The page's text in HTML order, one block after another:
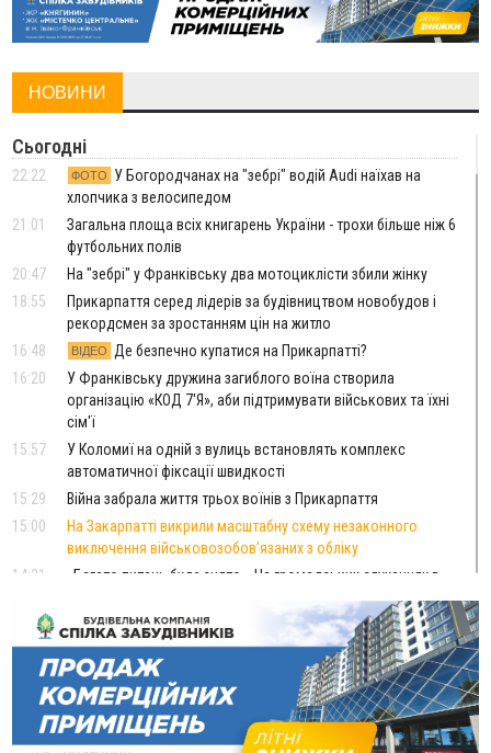
НОВИНИ
Сьогодні
22:22 ФОТО
У Богородчанах на "зебрі" водій Audi наїхав на
хлопчика з велосипедом
21:01
Загальна площа всіх книгарень України - трохи більше ніж 6
футбольних полів
20:47
На "зебрі" у Франківську два мотоциклісти збили жінку
18:55
Прикарпаття серед лідерів за будівництвом новобудов і
рекордсмен за зростанням цін на житло
16:48
ВІДЕО
Де безпечно купатися на Прикарпатті?
16:20
У Франківську дружина загиблого воїна створила
організацію «КОД 7'Я», аби підтримувати військових та їхні
сім'ї
15:57
У Коломиї на одній з вулиць встановлять комплекс
автоматичної фіксації швидкості
15:29
Війна забрала життя трьох воїнів з Прикарпаття
15:00
На Закарпатті викрили масштабну схему незаконного
виключення військовозобов’язаних з обліку
14:31
«Багато питань буде знято». На громадських слуханнях в
Яремче обговорили, як вирішити питання джипінгу в
Карпатах
13:54
5 «тихих» хвороб, які виявляє профілактичне обстеження
13:30
ФОТО На Надрічній тривають останні приготування до
нового руху
12:57
У Франківську зафіксували найбільшу спеку за всю історію
спостережень